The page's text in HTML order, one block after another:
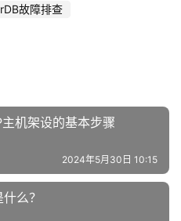
故障排查
机架设的基本步骤
2024年5月30日 10:15
么？